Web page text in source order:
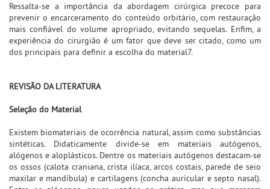
Ressalta-se a importância da abordagem cirúrgica precoce para
prevenir o encarceramento do conteúdo orbitário, com restauração
mais confiável do volume apropriado, evitando sequelas. Enfim, a
experiência do cirurgião é um fator que deve ser citado, como um
dos principais para definir a escolha do material7.
REVISÃO DA LITERATURA
Seleção do Material
Existem biomateriais de ocorrência natural, assim como substâncias
sintéticas. Didaticamente divide-se em materiais autógenos,
alógenos e aloplásticos. Dentre os materiais autógenos destacam-se
os ossos (calota craniana, crista ilíaca, arcos costais, parede de seio
maxilar e mandíbula) e cartilagens (concha auricular e septo nasal).